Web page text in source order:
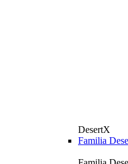
DesertX
Familia